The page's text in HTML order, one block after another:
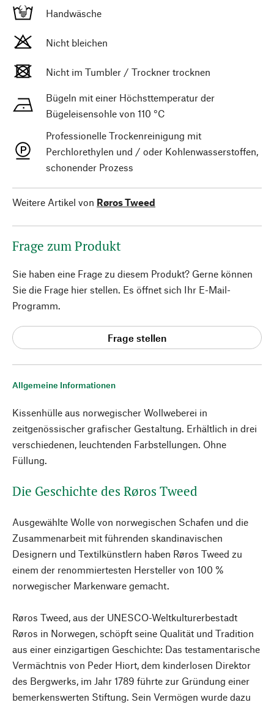
Allgemeine Informationen
Kissenhülle aus norwegischer Wollweberei in
zeitgenössischer grafischer Gestaltung. Erhältlich in drei
verschiedenen, leuchtenden Farbstellungen. Ohne
Füllung.
Die Geschichte des Røros Tweed
Ausgewählte Wolle von norwegischen Schafen und die
Zusammenarbeit mit führenden skandinavischen
Designern und Textilkünstlern haben Røros Tweed zu
einem der renommiertesten Hersteller von 100 %
norwegischer Markenware gemacht.
Røros Tweed, aus der UNESCO-Weltkulturerbestadt
Røros in Norwegen, schöpft seine Qualität und Tradition
aus einer einzigartigen Geschichte: Das testamentarische
Vermächtnis von Peder Hiort, dem kinderlosen Direktor
des Bergwerks, im Jahr 1789 führte zur Gründung einer
bemerkenswerten Stiftung. Sein Vermögen wurde dazu
Handwäsche
Nicht bleichen
Nicht im Tumbler / Trockner trocknen
Bügeln mit einer Höchsttemperatur der
Bügeleisensohle von 110 °C
Professionelle Trockenreinigung mit
Perchlorethylen und / oder Kohlenwasserstoffen,
schonender Prozess
Weitere Artikel von Røros Tweed
Frage zum Produkt
Sie haben eine Frage zu diesem Produkt? Gerne können
Sie die Frage hier stellen. Es öffnet sich Ihr E-Mail-
Programm.
Frage stellen